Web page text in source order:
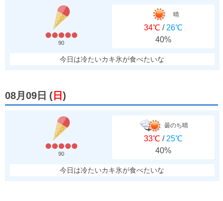
90
晴
34℃ / 26℃
40%
今日は冷たいカキ氷が食べたいな
08月09日 ( 日 )
90
曇のち晴
33℃ / 25℃
40%
今日は冷たいカキ氷が食べたいな